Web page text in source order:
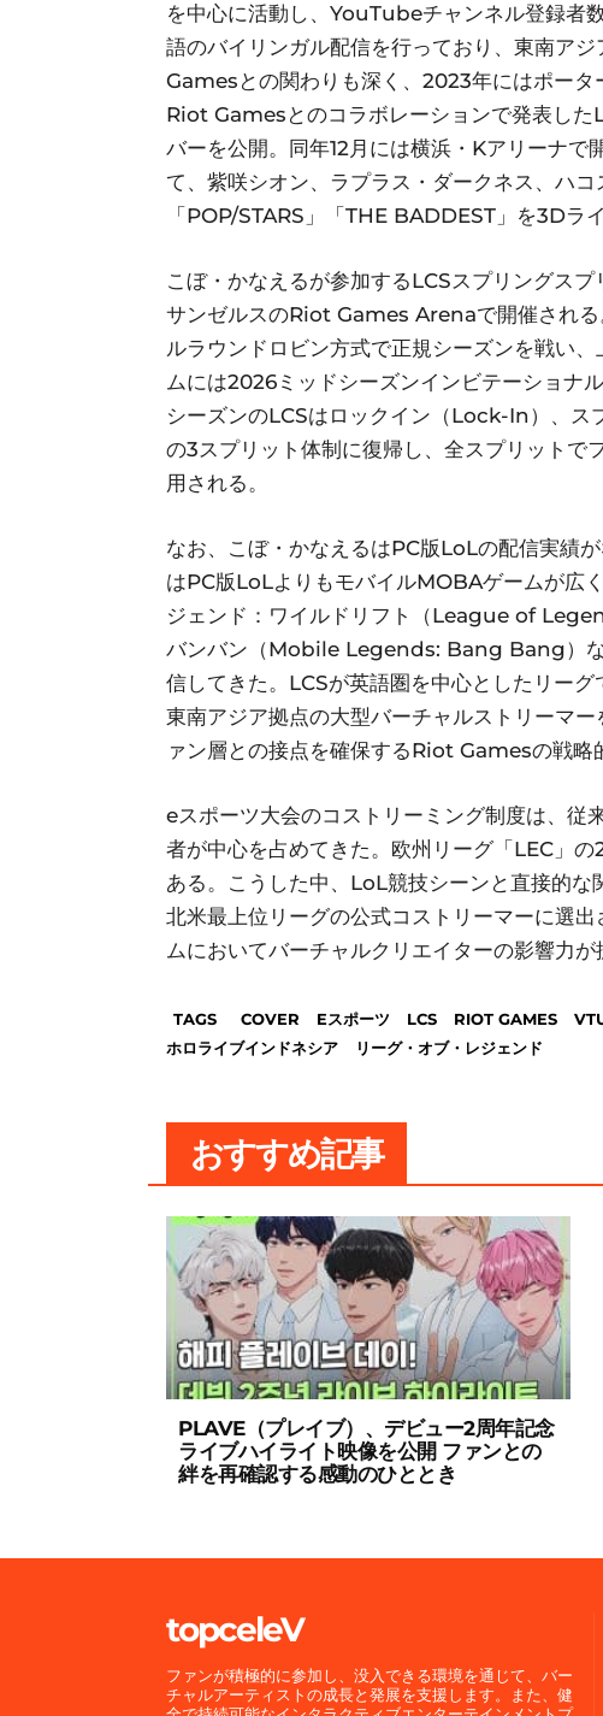
を中心に活動し、YouTubeチャンネル登録者
語のバイリンガル配信を行っており、東南ア
Gamesとの関わりも深く、2023年にはポー
Riot Gamesとのコラボレーションで発表し
バーを公開。同年12月には横浜・Kアリーナ
て、紫咲シオン、ラプラス・ダークネス、ハ
「POP/STARS」「THE BADDEST」を3Dラ
こぼ・かなえるが参加するLCSスプリングス
サンゼルスのRiot Games Arenaで開催され
ルラウンドロビン方式で正規シーズンを戦い
ムには2026ミッドシーズンインビテーショナ
シーズンのLCSはロックイン（Lock-In）、
の3スプリット体制に復帰し、全スプリット
用される。
なお、こぼ・かなえるはPC版LoLの配信実績
はPC版LoLよりもモバイルMOBAゲームが広
ジェンド：ワイルドリフト（League of
バンバン（Mobile Legends: Bang Bang）な
信してきた。LCSが英語圏を中心としたリー
東南アジア拠点の大型バーチャルストリーマ
ァン層との接点を確保するRiot Gamesの戦略
eスポーツ大会のコストリーミング制度は、従
者が中心を占めてきた。欧州リーグ「LEC」
ある。こうした中、LoL競技シーンと直接的
北米最上位リーグの公式コストリーマーに選
ムにおいてバーチャルクリエイターの影響力が
TAGS COVER Eスポーツ LCS RIOT GAMES
ホロライブインドネシア
リーグ・オブ・レジェンド
おすすめ記事
PLAVE（プレイブ）、デビュー2周年記念
ライブハイライト映像を公開 ファンとの
絆を再確認する感動のひととき
topceleV
ファンが積極的に参加し、没入できる環境を通じて、バー
チャルアーティストの成長と発展を支援します。また、健